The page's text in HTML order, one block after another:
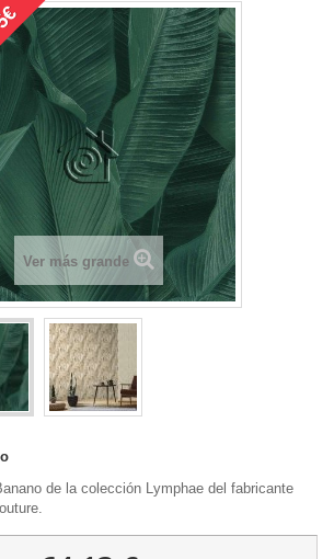
Ver más grande
de la colección Lymphae del fabricante